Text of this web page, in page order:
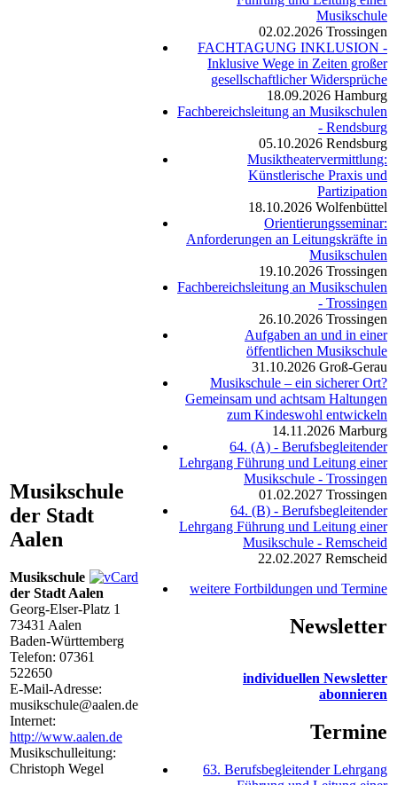
Musikschule
der Stadt
Aalen
Musikschule
der Stadt Aalen
Georg-Elser-Platz 1
73431 Aalen
Baden-Württemberg
Telefon: 07361
522650
E-Mail-Adresse:
musikschule@aalen.de
Internet:
http://www.aalen.de
Musikschulleitung:
Christoph Wegel
Musikschule
02.02.2026 Trossingen
FACHTAGUNG INKLUSION -
Inklusive Wege in Zeiten großer
gesellschaftlicher Widersprüche
18.09.2026 Hamburg
Fachbereichsleitung an Musikschulen
- Rendsburg
05.10.2026 Rendsburg
Musiktheatervermittlung:
Künstlerische Praxis und
Partizipation
18.10.2026 Wolfenbüttel
Orientierungsseminar:
Anforderungen an Leitungskräfte in
Musikschulen
19.10.2026 Trossingen
Fachbereichsleitung an Musikschulen
- Trossingen
26.10.2026 Trossingen
Aufgaben an und in einer
öffentlichen Musikschule
31.10.2026 Groß-Gerau
Musikschule – ein sicherer Ort?
Gemeinsam und achtsam Haltungen
zum Kindeswohl entwickeln
14.11.2026 Marburg
64. (A) - Berufsbegleitender
Lehrgang Führung und Leitung einer
Musikschule - Trossingen
01.02.2027 Trossingen
64. (B) - Berufsbegleitender
Lehrgang Führung und Leitung einer
Musikschule - Remscheid
22.02.2027 Remscheid
weitere Fortbildungen und Termine
Newsletter
individuellen Newsletter
abonnieren
Termine
63. Berufsbegleitender Lehrgang